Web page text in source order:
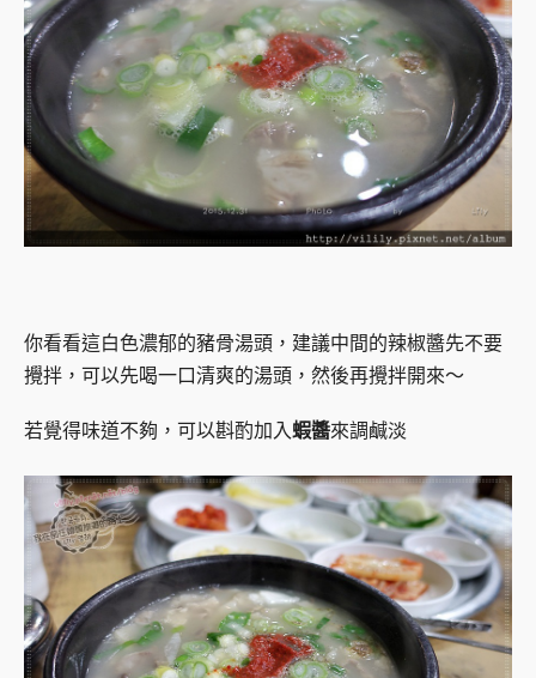
你看看這白色濃郁的豬骨湯頭，建議中間的辣椒醬先不要
攪拌，可以先喝一口清爽的湯頭，然後再攪拌開來～
若覺得味道不夠，可以斟酌加入蝦醬來調鹹淡